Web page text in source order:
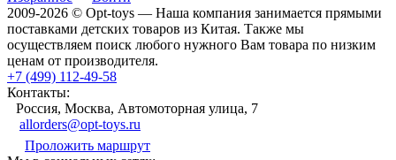
2009-2026 © Opt-toys — Наша компания занимается прямыми
поставками детских товаров из Китая. Также мы
осуществляем поиск любого нужного Вам товара по низким
ценам от производителя.
+7 (499) 112-49-58
Контакты:
Россия, Москва, Автомоторная улица, 7
allorders@opt-toys.ru
Проложить маршрут